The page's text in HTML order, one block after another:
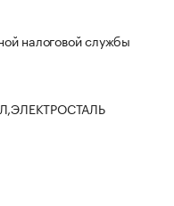
налоговой службы